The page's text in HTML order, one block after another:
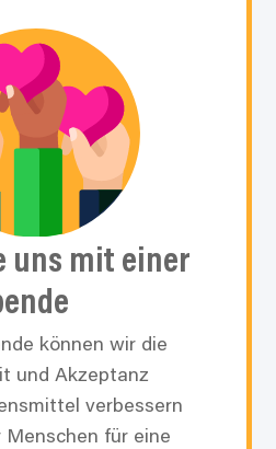
uns mit einer
können wir die
und Akzeptanz
verbessern
Menschen für eine